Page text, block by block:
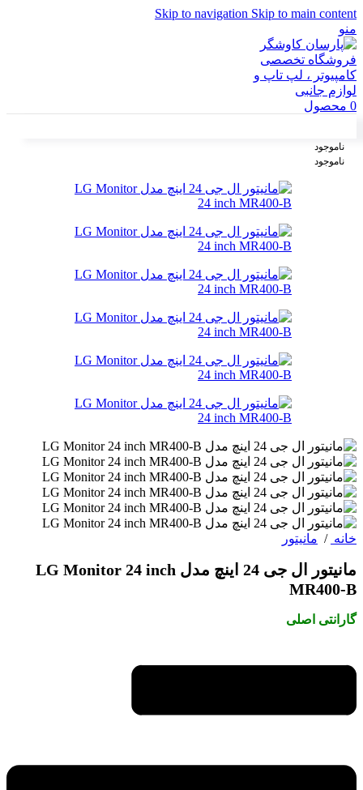
Skip to navigation Skip to main content
منو
0 محصول
ناموجود
ناموجود
خانه / مانیتور
مانیتور ال جی 24 اینچ مدل LG Monitor 24 inch
MR400-B
گارانتی اصلی